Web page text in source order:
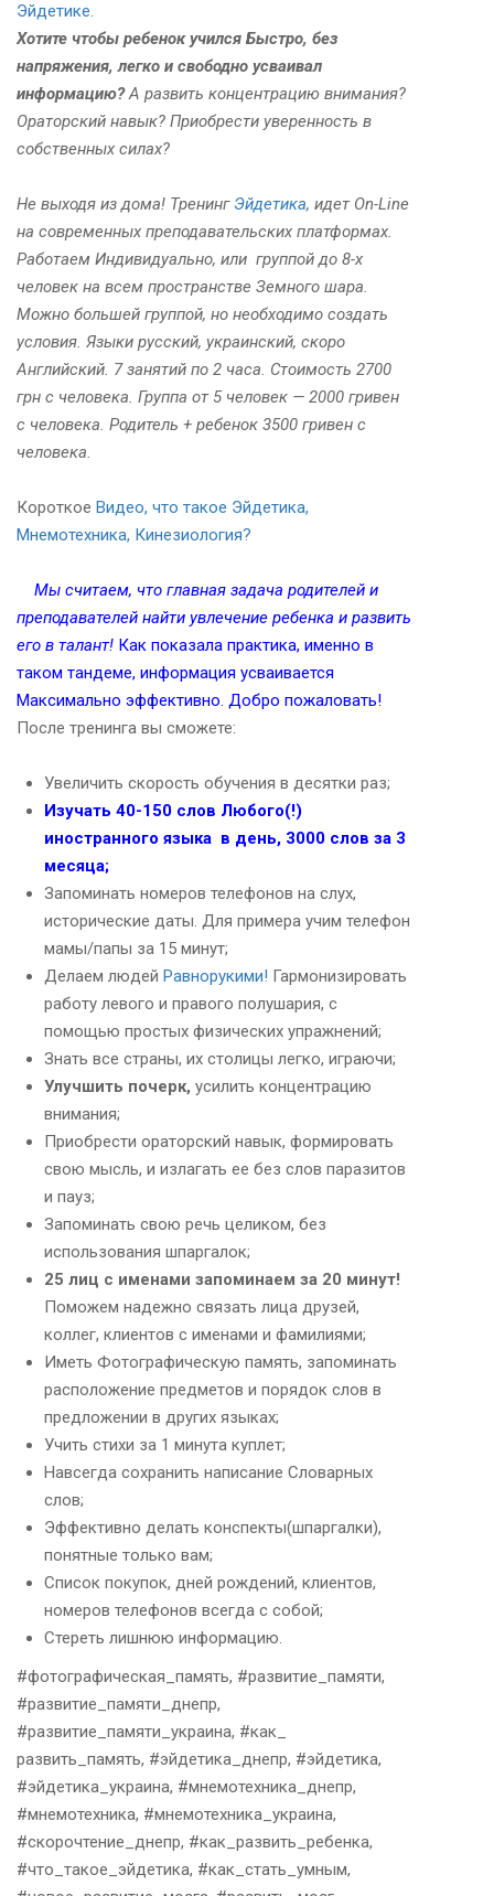
Эйдетике.
Хотите чтобы ребенок учился Быстро, без
напряжения, легко и свободно усваивал
информацию?А развить концентрацию внимания?
Ораторский навык? Приобрести уверенность в
собственных силах?
Не выходя из дома! Тренинг Эйдетика, идет On-Line
на современных преподавательских платформах.
Работаем Индивидуально, или группой до 8-х
человек на всем пространстве Земного шара.
Можно большей группой, но необходимо создать
условия. Языки русский, украинский, скоро
Английский. 7 занятий по 2 часа. Стоимость 2700
грн с человека. Группа от 5 человек — 2000 гривен
с человека. Родитель + ребенок 3500 гривен с
человека.
Короткое Видео, что такое Эйдетика,
Мнемотехника, Кинезиология?
Мы считаем, что главная задача родителей и
преподавателей найти увлечение ребенка и развить
его в талант! Как показала практика, именно в
таком тандеме, информация усваивается
Максимально эффективно. Добро пожаловать!
После тренинга вы сможете:
Увеличить скорость обучения в десятки раз;
Изучать 40-150 слов Любого(!)
иностранного языка в день, 3000 слов за 3
месяца;
Запоминать номеров телефонов на слух,
исторические даты. Для примера учим телефон
мамы/папы за 15 минут;
Делаем людей Равнорукими! Гармонизировать
работу левого и правого полушария, с
помощью простых физических упражнений;
Знать все страны, их столицы легко, играючи;
Улучшить почерк, усилить концентрацию
внимания;
Приобрести ораторский навык, формировать
свою мысль, и излагать ее без слов паразитов
и пауз;
Запоминать свою речь целиком, без
использования шпаргалок;
25 лиц с именами запоминаем за 20 минут!
Поможем надежно связать лица друзей,
коллег, клиентов с именами и фамилиями;
Иметь Фотографическую память, запоминать
расположение предметов и порядок слов в
предложении в других языках;
Учить стихи за 1 минута куплет;
Навсегда сохранить написание Словарных
слов;
Эффективно делать конспекты(шпаргалки),
понятные только вам;
Список покупок, дней рождений, клиентов,
номеров телефонов всегда с собой;
Стереть лишнюю информацию.
#фотографическая_память, #развитие_памяти,
#развитие_памяти_днепр,
#развитие_памяти_украина, #как_
развить_память, #эйдетика_днепр, #эйдетика,
#эйдетика_украина, #мнемотехника_днепр,
#мнемотехника, #мнемотехника_украина,
#скорочтение_днепр, #как_развить_ребенка,
#что_такое_эйдетика, #как_стать_умным,